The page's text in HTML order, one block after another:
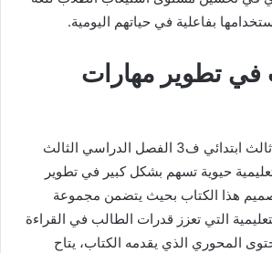
بفاعلية في حياتهم اليومية.
في تطوير مهارات
يعتبر كتاب مادة لغتي ثالث ابتدائي ف3 الفصل الدراسي الثالث
حيوية تسهم بشكل كبير في تطوير
هذا الكتاب بحيث يتضمن مجموعة
التي تعزز قدرات الطالب في القراءة
المحوري الذي يقدمه الكتاب، يتاح